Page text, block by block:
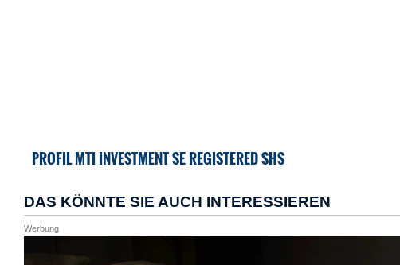
PROFIL MTI INVESTMENT SE REGISTERED SHS